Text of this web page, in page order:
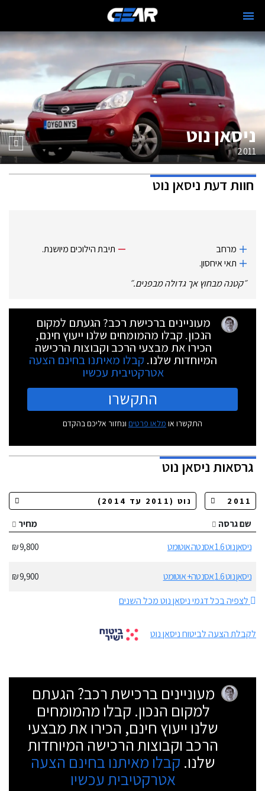
ניסאן נוט
2011
חוות דעתניסאן נוט
מרחב
תאי איחסון.
תיבת הילוכים מיושנת.
״קטנה מבחוץ אך גדולה מבפנים.״
מעוניינים ברכישת רכב? הגעתם למקום
הנכון. קבלו מהמומחים שלנו ייעוץ חינם,
הכירו את מבצעי הרכב וקבוצות הרכישה
המיוחדות שלנו. קבלו מאיתנו בחינם הצעה
אטרקטיבית עכשיו
התקשרו
התקשרו או מלאו פרטים ונחזור אליכם בהקדם
גרסאותניסאן נוט
שם גרסה
מחיר
ניסאן נוט 1.6 אסנטה אוטומט
9,800 ₪
ניסאן נוט 1.6 אסנטה+ אוטומט
9,900 ₪
לצפיה בכל דגמי ניסאן נוט מכל השנים
לקבלת הצעה לביטוח ניסאן נוט
מעוניינים ברכישת רכב? הגעתם
למקום הנכון. קבלו מהמומחים
שלנו ייעוץ חינם, הכירו את מבצעי
הרכב וקבוצות הרכישה המיוחדות
שלנו. קבלו מאיתנו בחינם הצעה
אטרקטיבית עכשיו